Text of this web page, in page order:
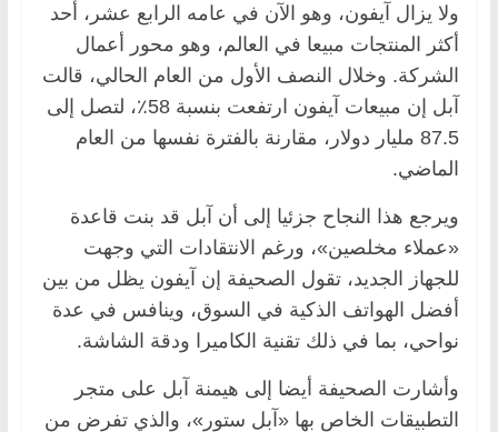
ولا يزال آيفون، وهو الآن في عامه الرابع عشر، أحد
أكثر المنتجات مبيعا في العالم، وهو محور أعمال
الشركة. وخلال النصف الأول من العام الحالي، قالت
آبل إن مبيعات آيفون ارتفعت بنسبة 58٪، لتصل إلى
87.5 مليار دولار، مقارنة بالفترة نفسها من العام
الماضي.
ويرجع هذا النجاح جزئيا إلى أن آبل قد بنت قاعدة
«عملاء مخلصين»، ورغم الانتقادات التي وجهت
للجهاز الجديد، تقول الصحيفة إن آيفون يظل من بين
أفضل الهواتف الذكية في السوق، وينافس في عدة
نواحي، بما في ذلك تقنية الكاميرا ودقة الشاشة.
وأشارت الصحيفة أيضا إلى هيمنة آبل على متجر
التطبيقات الخاص بها «آبل ستور»، والذي تفرض من